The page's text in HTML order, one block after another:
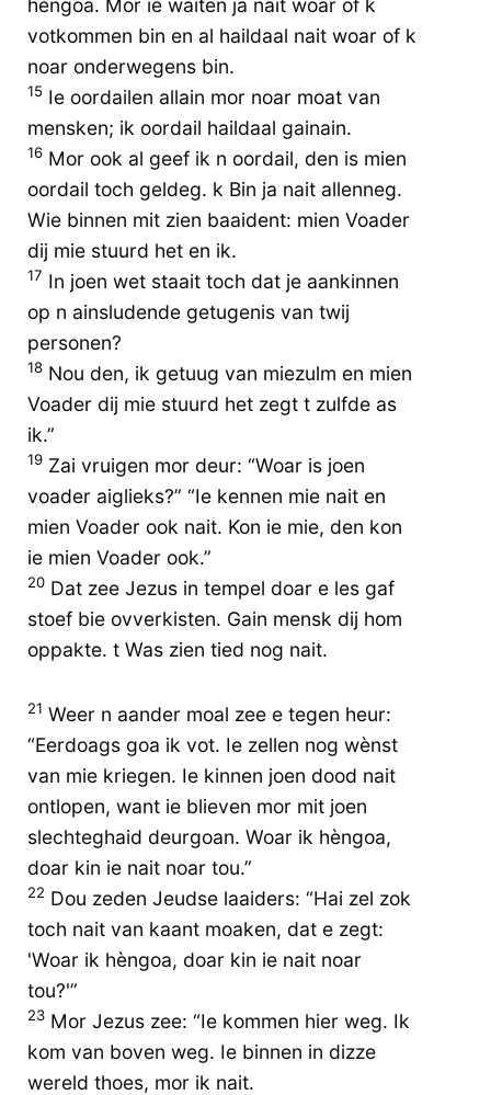
hèngoa. Mor ie waiten ja nait woar of k
votkommen bin en al haildaal nait woar of k
noar onderwegens bin.
15 Ie oordailen allain mor noar moat van
mensken; ik oordail haildaal gainain.
16 Mor ook al geef ik n oordail, den is mien
oordail toch geldeg. k Bin ja nait allenneg.
Wie binnen mit zien baaident: mien Voader
dij mie stuurd het en ik.
17 In joen wet staait toch dat je aankinnen
op n ainsludende getugenis van twij
personen?
18 Nou den, ik getuug van miezulm en mien
Voader dij mie stuurd het zegt t zulfde as
ik.”
19 Zai vruigen mor deur: “Woar is joen
voader aiglieks?” “Ie kennen mie nait en
mien Voader ook nait. Kon ie mie, den kon
ie mien Voader ook.”
20 Dat zee Jezus in tempel doar e les gaf
stoef bie ovverkisten. Gain mensk dij hom
oppakte. t Was zien tied nog nait.
21 Weer n aander moal zee e tegen heur:
“Eerdoags goa ik vot. Ie zellen nog wènst
van mie kriegen. Ie kinnen joen dood nait
ontlopen, want ie blieven mor mit joen
slechteghaid deurgoan. Woar ik hèngoa,
doar kin ie nait noar tou.”
22 Dou zeden Jeudse laaiders: “Hai zel zok
toch nait van kaant moaken, dat e zegt:
'Woar ik hèngoa, doar kin ie nait noar
tou?'”
23 Mor Jezus zee: “Ie kommen hier weg. Ik
kom van boven weg. Ie binnen in dizze
wereld thoes, mor ik nait.